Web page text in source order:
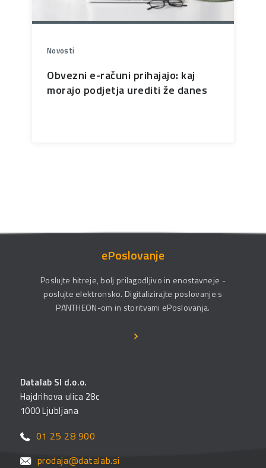
Novosti
Obvezni e-računi prihajajo: kaj
morajo podjetja urediti že danes
ePoslovanje
Poslujte hitreje, bolj prilagodljivo in enostavneje -
poslujte elektronsko. Digitalizirajte poslovanje s
PANTHEON-om in storitvami ePoslovanja.
Datalab SI d.o.o.
Hajdrihova ulica 28c
1000 Ljubljana
01 25 28 900
prodaja@datalab.si